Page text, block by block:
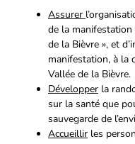
Assurer
de la
de la Bièvre », et
manifestation, à la
Vallée de la Bièvre.
Développer la
sur la santé que
sauvegarde de
Accueillir les